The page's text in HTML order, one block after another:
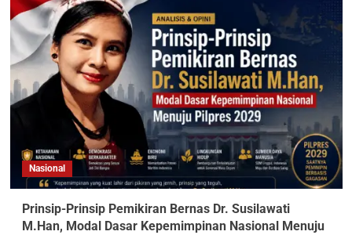
Nasional
Prinsip-Prinsip Pemikiran Bernas Dr. Susilawati
M.Han, Modal Dasar Kepemimpinan Nasional Menuju